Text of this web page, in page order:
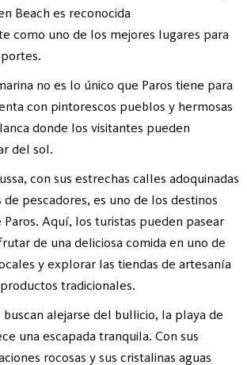
Beach es reconocida
como uno de los mejores lugares para
no es lo único que Paros tiene para
con pintorescos pueblos y hermosas
donde los visitantes pueden
del sol.
con sus estrechas calles adoquinadas
de pescadores, es uno de los destinos
Aquí, los turistas pueden pasear
de una deliciosa comida en uno de
y explorar las tiendas de artesanía
tradicionales.
buscan alejarse del bullicio, la playa de
una escapada tranquila. Con sus
rocosas y sus cristalinas aguas